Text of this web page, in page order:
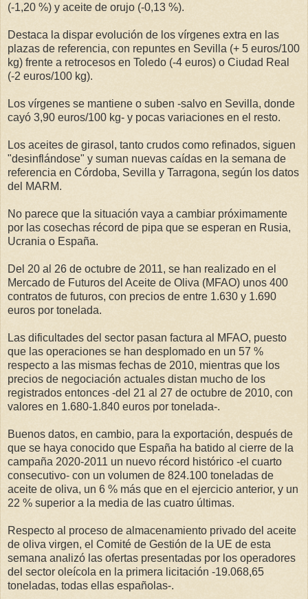
(-1,20 %) y aceite de orujo (-0,13 %).
Destaca la dispar evolución de los vírgenes extra en las
plazas de referencia, con repuntes en Sevilla (+ 5 euros/100
kg) frente a retrocesos en Toledo (-4 euros) o Ciudad Real
(-2 euros/100 kg).
Los vírgenes se mantiene o suben -salvo en Sevilla, donde
cayó 3,90 euros/100 kg- y pocas variaciones en el resto.
Los aceites de girasol, tanto crudos como refinados, siguen
"desinflándose" y suman nuevas caídas en la semana de
referencia en Córdoba, Sevilla y Tarragona, según los datos
del MARM.
No parece que la situación vaya a cambiar próximamente
por las cosechas récord de pipa que se esperan en Rusia,
Ucrania o España.
Del 20 al 26 de octubre de 2011, se han realizado en el
Mercado de Futuros del Aceite de Oliva (MFAO) unos 400
contratos de futuros, con precios de entre 1.630 y 1.690
euros por tonelada.
Las dificultades del sector pasan factura al MFAO, puesto
que las operaciones se han desplomado en un 57 %
respecto a las mismas fechas de 2010, mientras que los
precios de negociación actuales distan mucho de los
registrados entonces -del 21 al 27 de octubre de 2010, con
valores en 1.680-1.840 euros por tonelada-.
Buenos datos, en cambio, para la exportación, después de
que se haya conocido que España ha batido al cierre de la
campaña 2020-2011 un nuevo récord histórico -el cuarto
consecutivo- con un volumen de 824.100 toneladas de
aceite de oliva, un 6 % más que en el ejercicio anterior, y un
22 % superior a la media de las cuatro últimas.
Respecto al proceso de almacenamiento privado del aceite
de oliva virgen, el Comité de Gestión de la UE de esta
semana analizó las ofertas presentadas por los operadores
del sector oleícola en la primera licitación -19.068,65
toneladas, todas ellas españolas-.